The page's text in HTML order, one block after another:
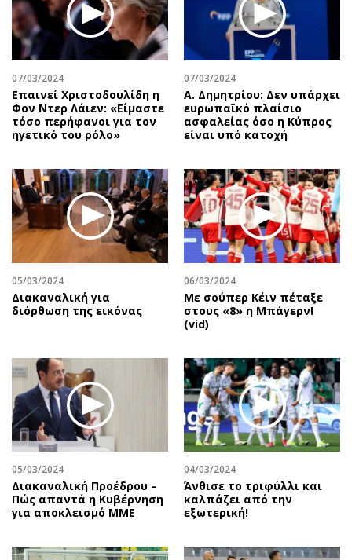
07/03/2024
Επαινεί Χριστοδουλίδη η
Φον Ντερ Λάιεν: «Είμαστε
τόσο περήφανοι για τον
ηγετικό του ρόλο»
07/03/2024
Α. Δημητρίου: Δεν υπάρχει
ευρωπαϊκό πλαίσιο
ασφαλείας όσο η Κύπρος
είναι υπό κατοχή
05/03/2024
Διακαναλική για
διόρθωση της εικόνας
06/03/2024
Με σούπερ Κέιν πέταξε
στους «8» η Μπάγερν!
(vid)
05/03/2024
Διακαναλική Προέδρου –
Πώς απαντά η Κυβέρνηση
για αποκλεισμό ΜΜΕ
04/03/2024
Άνθισε το τριφύλλι και
καλπάζει από την
εξωτερική!